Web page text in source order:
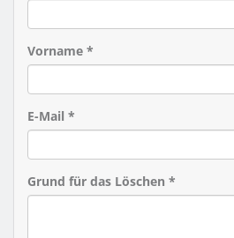
Vorname *
E-Mail *
Grund für das Löschen *